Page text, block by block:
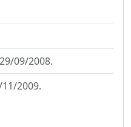
29/09/2008.
11/2009.